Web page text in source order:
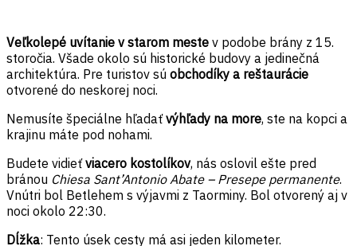
Veľkolepé uvítanie v starom meste v podobe brány z 15.
storočia. Všade okolo sú historické budovy a jedinečná
architektúra. Pre turistov sú obchodíky a reštaurácie
otvorené do neskorej noci.
Nemusíte špeciálne hľadaťvýhľady na more, ste na kopci a
krajinu máte pod nohami.
Budete vidieťviacero kostolíkov, nás oslovil ešte pred
bránou Chiesa Sant’Antonio Abate – Presepe permanente.
Vnútri bol Betlehem s výjavmi z Taorminy. Bol otvorený aj v
noci okolo 22:30.
Dĺžka: Tento úsek cesty má asi jeden kilometer.